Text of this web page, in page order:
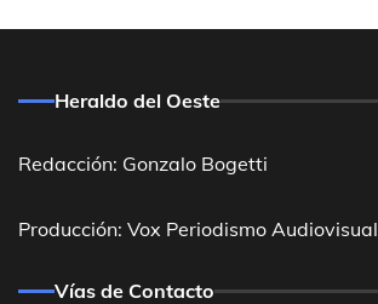
Heraldo del Oeste
Redacción: Gonzalo Bogetti
Producción: Vox Periodismo Audiovisual
Vías de Contacto